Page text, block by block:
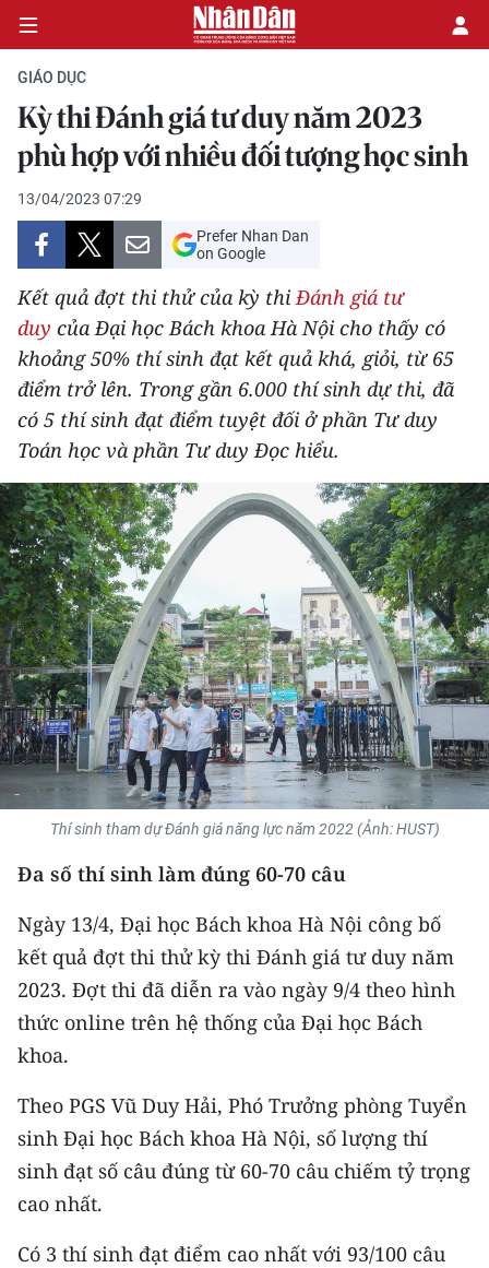
CHÍNH TRỊ
KINH TẾ
VĂN HÓA
XÃ HỘI
PHÁP LUẬT
DU LỊCH
THẾ GIỚI
THỂ THAO
GIÁO DỤC
Y TẾ
KHOA HỌC - CÔNG NGHỆ
MÔI TRƯỜNG
BẠN ĐỌC
KIỂM CHỨNG THÔNG TIN
TRI THỨC CHUYÊN SÂU
54 DÂN TỘC VIỆT NAM
CHƯƠNG TRÌNH OCOP - MỖI XÃ
MỘT SẢN PHẨM
MEDIA CENTER
E-Magazine
GIÁO DỤC
Kỳ thi Đánh giá tư duy năm 2023
phù hợp với nhiều đối tượng học sinh
13/04/2023 07:29
Prefer Nhan Dan
on Google
Kết quả đợt thi thử của kỳ thiĐánh giá tư
duy của Đại học Bách khoa Hà Nội cho thấy có
khoảng 50% thí sinh đạt kết quả khá, giỏi, từ 65
điểm trở lên. Trong gần 6.000 thí sinh dự thi, đã
có 5 thí sinh đạt điểm tuyệt đối ở phần Tư duy
Toán học và phần Tư duy Đọc hiểu.
Thí sinh tham dự Đánh giá năng lực năm 2022 (Ảnh: HUST)
Đa số thí sinh làm đúng 60-70 câu
Ngày 13/4, Đại học Bách khoa Hà Nội công bố
kết quả đợt thi thử kỳ thi Đánh giá tư duy năm
2023. Đợt thi đã diễn ra vào ngày 9/4 theo hình
thức online trên hệ thống của Đại học Bách
khoa.
Theo PGS Vũ Duy Hải, Phó Trưởng phòng Tuyển
sinh Đại học Bách khoa Hà Nội, số lượng thí
sinh đạt số câu đúng từ 60-70 câu chiếm tỷ trọng
cao nhất.
Có 3 thí sinh đạt điểm cao nhất với 93/100 câu